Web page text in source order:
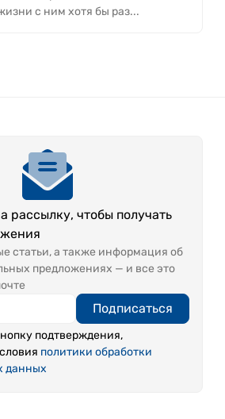
с ним хотя бы раз...
рассылку, чтобы получать
статьи, а также информация об
предложениях — и все это
Подписаться
подтверждения,
политики обработки
данных